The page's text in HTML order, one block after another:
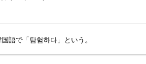
国語で「탐험하다」という。